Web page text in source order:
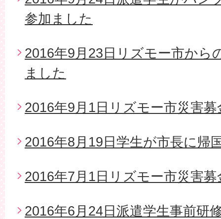
参加ました
2016年9月23日リズモー市から
ました
2016年9月1日リズモー市災害
2016年8月19日学生が市長に帰
2016年7月1日リズモー市災害
2016年6月24日派遣学生事前研